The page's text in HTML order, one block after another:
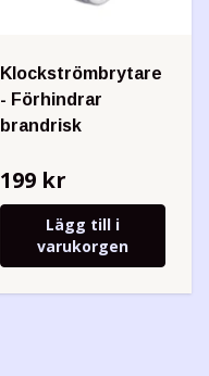
Klockströmbrytare
- Förhindrar
brandrisk
199 kr
Lägg till i
varukorgen